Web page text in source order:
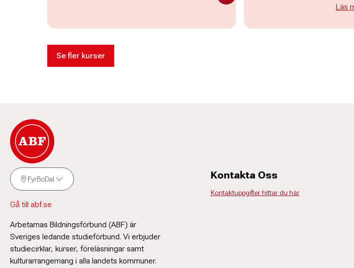
Läs
Se fler kurser
FyrBoDal
Gå till abf.se
Arbetarnas Bildningsförbund (ABF) är
Sveriges ledande studieförbund. Vi erbjuder
studiecirklar, kurser, föreläsningar samt
kulturarrangemang i alla landets kommuner.
Kontakta Oss
Kontaktuppgifter hittar du här